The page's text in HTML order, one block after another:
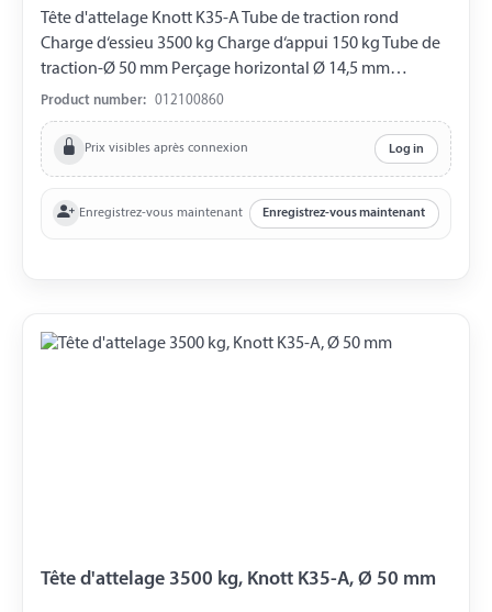
Tête d'attelage Knott K35-A Tube de traction rond
Charge d‘essieu 3500 kg Charge d‘appui 150 kg Tube de
traction-Ø 50 mm Perçage horizontal Ø 14,5 mm
Perçage vertical Ø 12,5 mm Distance entre les Perçages
40 mm
Product number: 012100860
Prix visibles après connexion Log in
Enregistrez-vous maintenant Enregistrez-vous maintenant
Tête d'attelage 3500 kg, Knott K35-A, Ø 50 mm